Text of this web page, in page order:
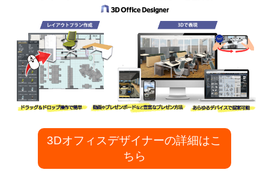
3Dオフィスデザイナーの詳細はこ
ちら